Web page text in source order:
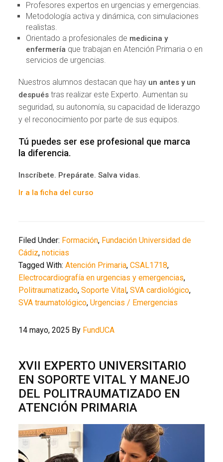
Profesores expertos en urgencias y emergencias.
Metodología activa y dinámica, con simulaciones
realistas.
Orientado a profesionales de medicina y
enfermería que trabajan en Atención Primaria o en
servicios de urgencias.
Nuestros alumnos destacan que hay un antes y un
después tras realizar este Experto. Aumentan su
seguridad, su autonomía, su capacidad de liderazgo
y el reconocimiento por parte de sus equipos.
Tú puedes ser ese profesional que marca
la diferencia.
Inscríbete. Prepárate. Salva vidas.
Ir a la ficha del curso
Filed Under: Formación, Fundación Universidad de
Cádiz,noticias
Tagged With:Atención Primaria,CSAL1718,
Electrocardiografía en urgencias y emergencias,
Politraumatizado,Soporte Vital,SVA cardiológico,
SVA traumatológico,Urgencias / Emergencias
14 mayo, 2025 By FundUCA
XVII EXPERTO UNIVERSITARIO
EN SOPORTE VITAL Y MANEJO
DEL POLITRAUMATIZADO EN
ATENCIÓN PRIMARIA